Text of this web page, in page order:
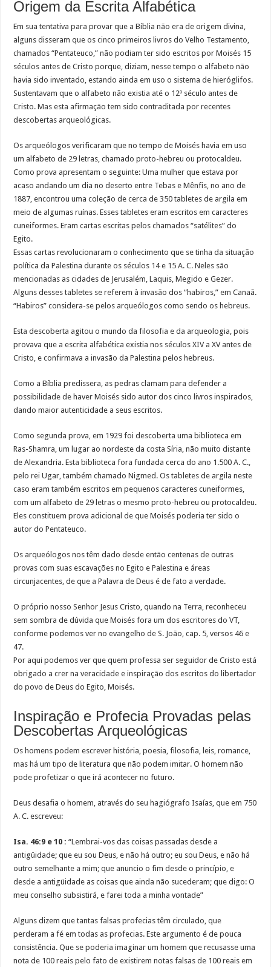
Origem da Escrita Alfabética
Em sua tentativa para provar que a Bíblia não era de origem divina,
alguns disseram que os cinco primeiros livros do Velho Testamento,
chamados “Pentateuco,” não podiam ter sido escritos por Moisés 15
séculos antes de Cristo porque, diziam, nesse tempo o alfabeto não
havia sido inventado, estando ainda em uso o sistema de hieróglifos.
Sustentavam que o alfabeto não existia até o 12º século antes de
Cristo. Mas esta afirmação tem sido contraditada por recentes
descobertas arqueológicas.
Os arqueólogos verificaram que no tempo de Moisés havia em uso
um alfabeto de 29 letras, chamado proto-hebreu ou protocaldeu.
Como prova apresentam o seguinte: Uma mulher que estava por
acaso andando um dia no deserto entre Tebas e Mênfis, no ano de
1887, encontrou uma coleção de cerca de 350 tabletes de argila em
meio de algumas ruínas. Esses tabletes eram escritos em caracteres
cuneiformes. Eram cartas escritas pelos chamados “satélites” do
Egito.
Essas cartas revolucionaram o conhecimento que se tinha da situação
política da Palestina durante os séculos 14 e 15 A. C. Neles são
mencionadas as cidades de Jerusalém, Laquis, Megido e Gezer.
Alguns desses tabletes se referem à invasão dos “habiros,” em Canaã.
“Habiros” considera-se pelos arqueólogos como sendo os hebreus.
Esta descoberta agitou o mundo da filosofia e da arqueologia, pois
provava que a escrita alfabética existia nos séculos XIV a XV antes de
Cristo, e confirmava a invasão da Palestina pelos hebreus.
Como a Bíblia predissera, as pedras clamam para defender a
possibilidade de haver Moisés sido autor dos cinco livros inspirados,
dando maior autenticidade a seus escritos.
Como segunda prova, em 1929 foi descoberta uma biblioteca em
Ras-Shamra, um lugar ao nordeste da costa Síria, não muito distante
de Alexandria. Esta biblioteca fora fundada cerca do ano 1.500 A. C.,
pelo rei Ugar, também chamado Nigmed. Os tabletes de argila neste
caso eram também escritos em pequenos caracteres cuneiformes,
com um alfabeto de 29 letras o mesmo proto-hebreu ou protocaldeu.
Eles constituem prova adicional de que Moisés poderia ter sido o
autor do Pentateuco.
Os arqueólogos nos têm dado desde então centenas de outras
provas com suas escavações no Egito e Palestina e áreas
circunjacentes, de que a Palavra de Deus é de fato a verdade.
O próprio nosso Senhor Jesus Cristo, quando na Terra, reconheceu
sem sombra de dúvida que Moisés fora um dos escritores do VT,
conforme podemos ver no evangelho de S. João, cap. 5, versos 46 e
47.
Por aqui podemos ver que quem professa ser seguidor de Cristo está
obrigado a crer na veracidade e inspiração dos escritos do libertador
do povo de Deus do Egito, Moisés.
Inspiração e Profecia Provadas pelas
Descobertas Arqueológicas
Os homens podem escrever história, poesia, filosofia, leis, romance,
mas há um tipo de literatura que não podem imitar. O homem não
pode profetizar o que irá acontecer no futuro.
Deus desafia o homem, através do seu hagiógrafo Isaías, que em 750
A. C. escreveu:
Isa. 46:9 e 10 : “Lembrai-vos das coisas passadas desde a
antigüidade; que eu sou Deus, e não há outro; eu sou Deus, e não há
outro semelhante a mim; que anuncio o fim desde o princípio, e
desde a antigüidade as coisas que ainda não sucederam; que digo: O
meu conselho subsistirá, e farei toda a minha vontade”
Alguns dizem que tantas falsas profecias têm circulado, que
perderam a fé em todas as profecias. Este argumento é de pouca
consistência. Que se poderia imaginar um homem que recusasse uma
nota de 100 reais pelo fato de existirem notas falsas de 100 reais em